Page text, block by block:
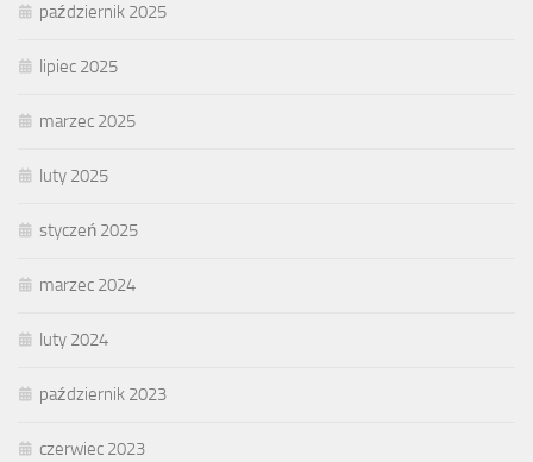
październik 2025
lipiec 2025
marzec 2025
luty 2025
styczeń 2025
marzec 2024
luty 2024
październik 2023
czerwiec 2023